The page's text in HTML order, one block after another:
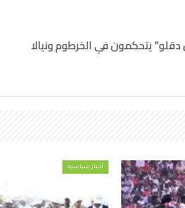
يتحكمون في الخرطوم ونيالا
أخبار سياسية